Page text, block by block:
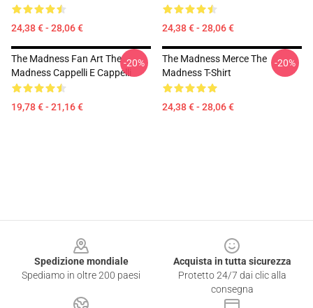
24,38 € - 28,06 € 24,38 € - 28,06 €
The Madness Fan Art The
Madness Cappelli E Cappelli
19,78 € - 21,16 €
-20%
The Madness Merce The
Madness T-Shirt
24,38 € - 28,06 €
-20%
Spedizione mondiale
Spediamo in oltre 200 paesi
Acquista in tutta sicurezza
Protetto 24/7 dai clic alla
consegna